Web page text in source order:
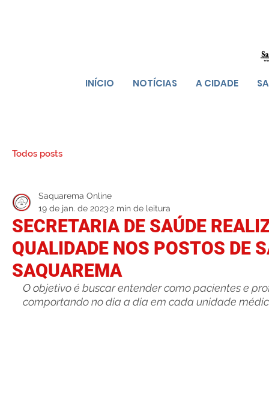
INÍCIO NOTÍCIAS A CIDADE
Todos posts
SECRETARIA DE SAÚDE
QUALIDADE NOS POSTOS DE
SAQUAREMA
Saquarema Online
19 de jan. de 2023 2 min de leitura
O objetivo é buscar entender como pacientes e
comportando no dia a dia em cada unidade